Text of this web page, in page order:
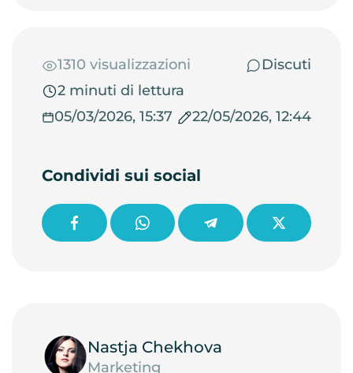
1310 visualizzazioni
Discuti
2 minuti di lettura
05/03/2026, 15:37
22/05/2026, 12:44
Condividi sui social
Nastja Chekhova
Marketing